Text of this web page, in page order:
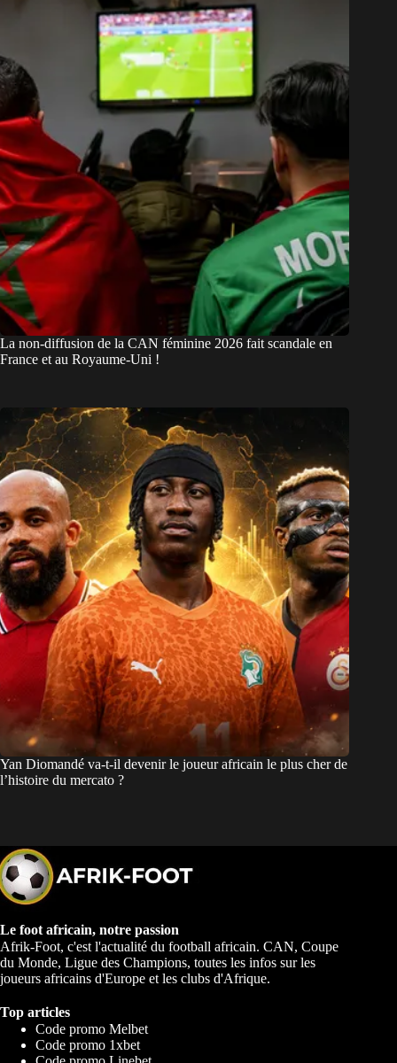
La non-diffusion de la CAN féminine 2026 fait scandale en
France et au Royaume-Uni !
Yan Diomandé va-t-il devenir le joueur africain le plus cher de
l’histoire du mercato ?
Le foot africain, notre passion
Afrik-Foot, c'est l'actualité du football africain. CAN, Coupe
du Monde, Ligue des Champions, toutes les infos sur les
joueurs africains d'Europe et les clubs d'Afrique.
Top articles
Code promo Melbet
Code promo 1xbet